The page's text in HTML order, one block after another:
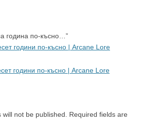
година по-късно… ”
години по-късно | Arcane Lore
години по-късно | Arcane Lore
not be published.
Required fields are